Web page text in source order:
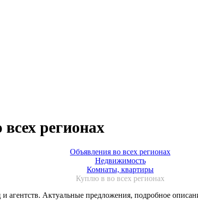
регионах
Объявления во всех регионах
Недвижимость
Комнаты, квартиры
Куплю в во всех регионах
агентств. Актуальные предложения, подробное